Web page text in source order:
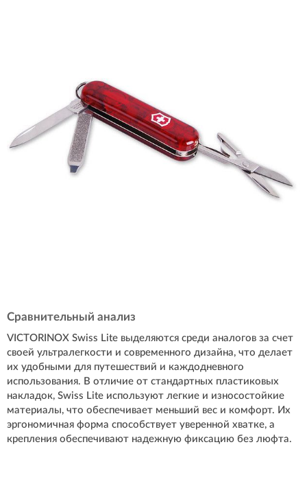
Сравнительный анализ
VICTORINOX Swiss Lite выделяются среди аналогов за счет
своей ультралегкости и современного дизайна, что делает
их удобными для путешествий и каждодневного
использования. В отличие от стандартных пластиковых
накладок, Swiss Lite используют легкие и износостойкие
материалы, что обеспечивает меньший вес и комфорт. Их
эргономичная форма способствует уверенной хватке, а
крепления обеспечивают надежную фиксацию без люфта.